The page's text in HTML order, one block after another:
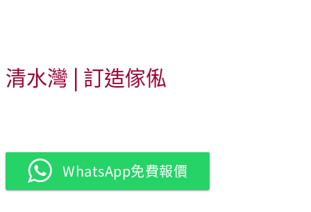
清水灣 | 訂造傢俬
WhatsApp免費報價